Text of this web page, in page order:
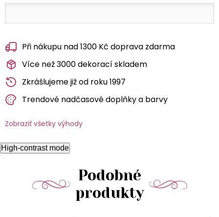
Při nákupu nad 1300 Kč doprava zdarma
Více než 3000 dekorací skladem
Zkrášlujeme již od roku 1997
Trendové nadčasové doplňky a barvy
Zobraziť všetky výhody
High-contrast mode
Podobné
produkty